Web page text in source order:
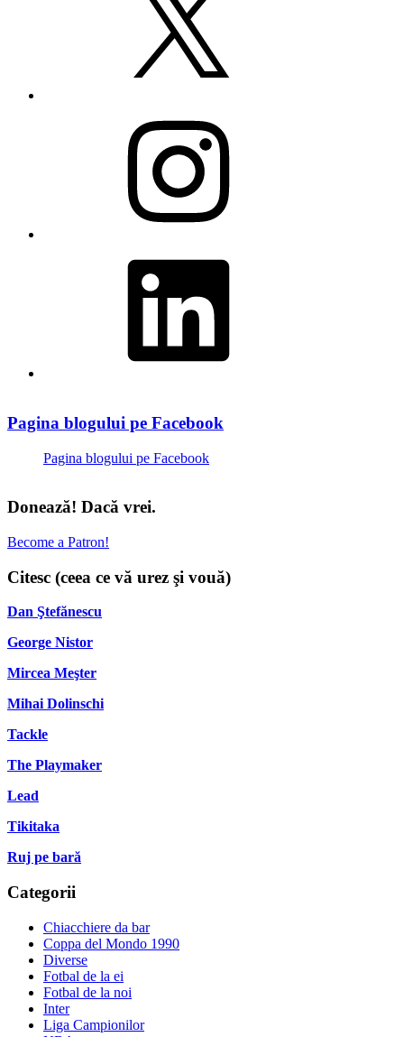
Pagina blogului pe Facebook
Pagina blogului pe Facebook
Donează! Dacă vrei.
Become a Patron!
Citesc (ceea ce vă urez şi vouă)
Dan Ştefănescu
George Nistor
Mircea Meşter
Mihai Dolinschi
Tackle
The Playmaker
Lead
Tikitaka
Ruj pe bară
Categorii
Chiacchiere da bar
Coppa del Mondo 1990
Diverse
Fotbal de la ei
Fotbal de la noi
Inter
Liga Campionilor